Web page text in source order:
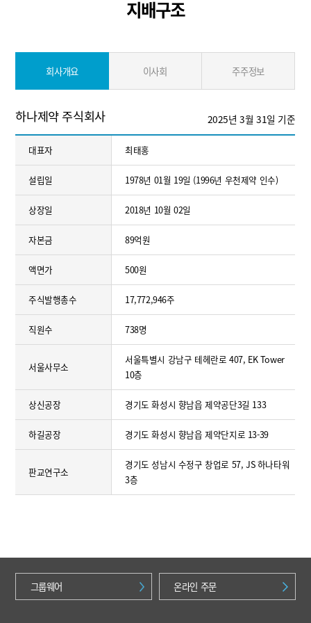
지배구조
회사개요 이사회 주주정보
2025년 3월 31일 기준
하나제약 주식회사
대표자 최태홍
설립일 1978년 01월 19일 (1996년 우천제약 인수)
상장일 2018년 10월 02일
자본금 89억원
액면가 500원
주식발행총수 17,772,946주
직원수 738명
서울사무소
서울특별시 강남구 테헤란로 407, EK Tower
10층
상신공장 경기도 화성시 향남읍 제약공단3길 133
하길공장 경기도 화성시 향남읍 제약단지로 13-39
판교연구소
경기도 성남시 수정구 창업로 57, JS 하나타워
3층
그룹웨어 온라인 주문